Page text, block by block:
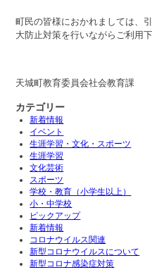
町民の皆様におかれましては、
大防止対策を行いながらご利用下
天城町教育委員会社会教育課
カテゴリー
新着情報
イベント
生涯学習・文化・スポーツ
生涯学習
文化芸術
スポーツ
学校・教育（小学生以上）
小・中学校
ピックアップ
新着情報
コロナウイルス関連
新型コロナウイルスについて
新型コロナ感染症対策